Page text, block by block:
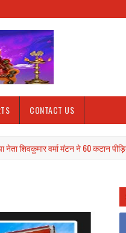
CONTACT US
मंटन ने 60 कटान पीड़ितों को 5-5